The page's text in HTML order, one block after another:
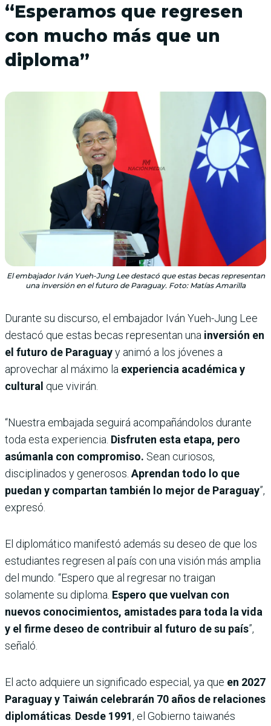
“Esperamos que regresen
con mucho más que un
diploma”
El embajador Iván Yueh-Jung Lee destacó que estas becas representan
una inversión en el futuro de Paraguay. Foto: Matías Amarilla
Durante su discurso, el embajador Iván Yueh-Jung Lee
destacó que estas becas representan una inversión en
el futuro de Paraguayy animó a los jóvenes a
aprovechar al máximo la experiencia académica y
cultural que vivirán.
“Nuestra embajada seguirá acompañándolos durante
toda esta experiencia. Disfruten esta etapa, pero
asúmanla con compromiso. Sean curiosos,
disciplinados y generosos. Aprendan todo lo que
puedan y compartan también lo mejor de Paraguay”,
expresó.
El diplomático manifestó además su deseo de que los
estudiantes regresen al país con una visión más amplia
del mundo. “Espero que al regresar no traigan
solamente su diploma. Espero que vuelvan con
nuevos conocimientos, amistades para toda la vida
y el firme deseo de contribuir al futuro de su país”,
señaló.
El acto adquiere un significado especial, ya que en 2027
Paraguay y Taiwán celebrarán 70 años de relaciones
diplomáticas Desde 1991, el Gobierno taiwanés